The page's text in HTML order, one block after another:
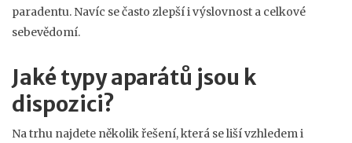
paradentu. Navíc se často zlepší i výslovnost a celkové
sebevědomí.
Jaké typy aparátů jsou k
dispozici?
Na trhu najdete několik řešení, která se liší vzhledem i